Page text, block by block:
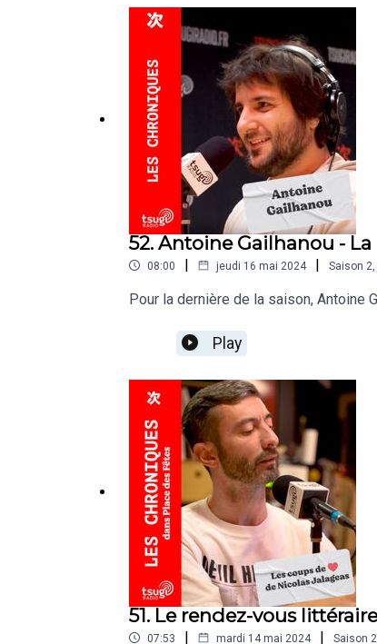
52. Antoine Gailhanou -
08:00 | jeudi 16 mai 2024 | Saison 2
Pour la dernière de la saison, Antoine
Play
51. Le rendez-vous
07:53 | mardi 14 mai 2024 | Saison 2